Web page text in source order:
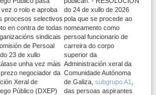
o rolo e aproba
procesos selectivos
en contra de todas
sindicais
de Persoal
23 de xullo
unha vez máis
negociador da
Xeral de
Público (DXEP)
do 24 de xullo de 2026
pola que se procede ao
nomeamento como
persoal funcionario de
carreira do corpo
superior da
Administración xeral da
Comunidade Autónoma
de Galiza, subgrupo A1
das persoas aspirantes